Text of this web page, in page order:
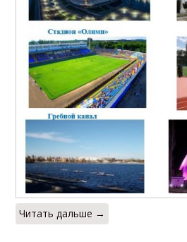
Читать дальше →